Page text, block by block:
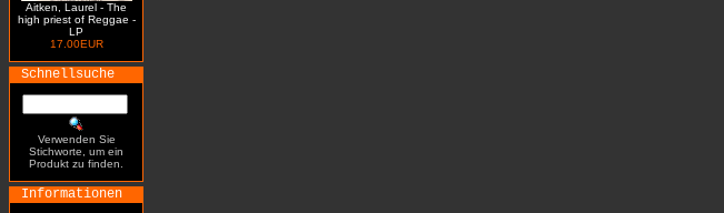
Aitken, Laurel - The
high priest of Reggae -
LP
17.00EUR
Schnellsuche
Verwenden Sie
Stichworte, um ein
Produkt zu finden.
Informationen